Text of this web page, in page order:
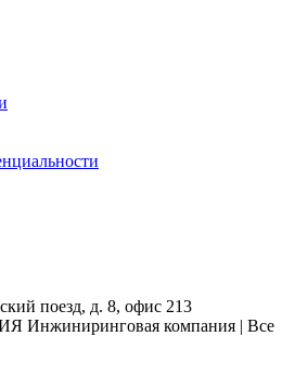
поезд, д. 8, офис 213
компания | Все